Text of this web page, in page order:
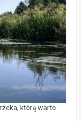
którą warto